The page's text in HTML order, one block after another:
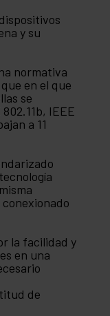
y su
normativa
en el que
se
IEEE
a 11
la facilidad y
en una
de